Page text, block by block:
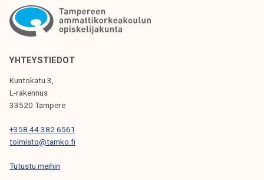
n
o
k
e
i
j
k
k
a
v
u
u
i
l
l
YHTEYSTIEDOT
Kuntokatu 3,
L-rakennus
33520 Tampere
+358 44 382 6561
toimisto@tamko.fi
Tutustu meihin